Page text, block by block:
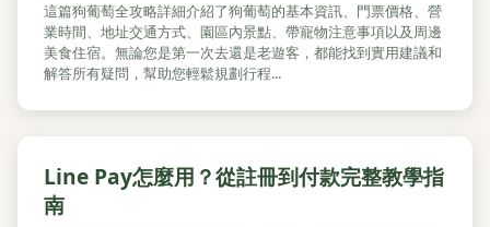
這篇狗葡萄全攻略詳細介紹了狗葡萄的基本資訊、門票價格、營
業時間、地址交通方式、園區內景點、帶寵物注意事項以及周邊
美食住宿。無論您是第一次去還是老遊客，都能找到實用建議和
解答所有疑問，幫助您輕鬆規劃行程...
Line Pay怎麼用？從註冊到付款完整教學指
南